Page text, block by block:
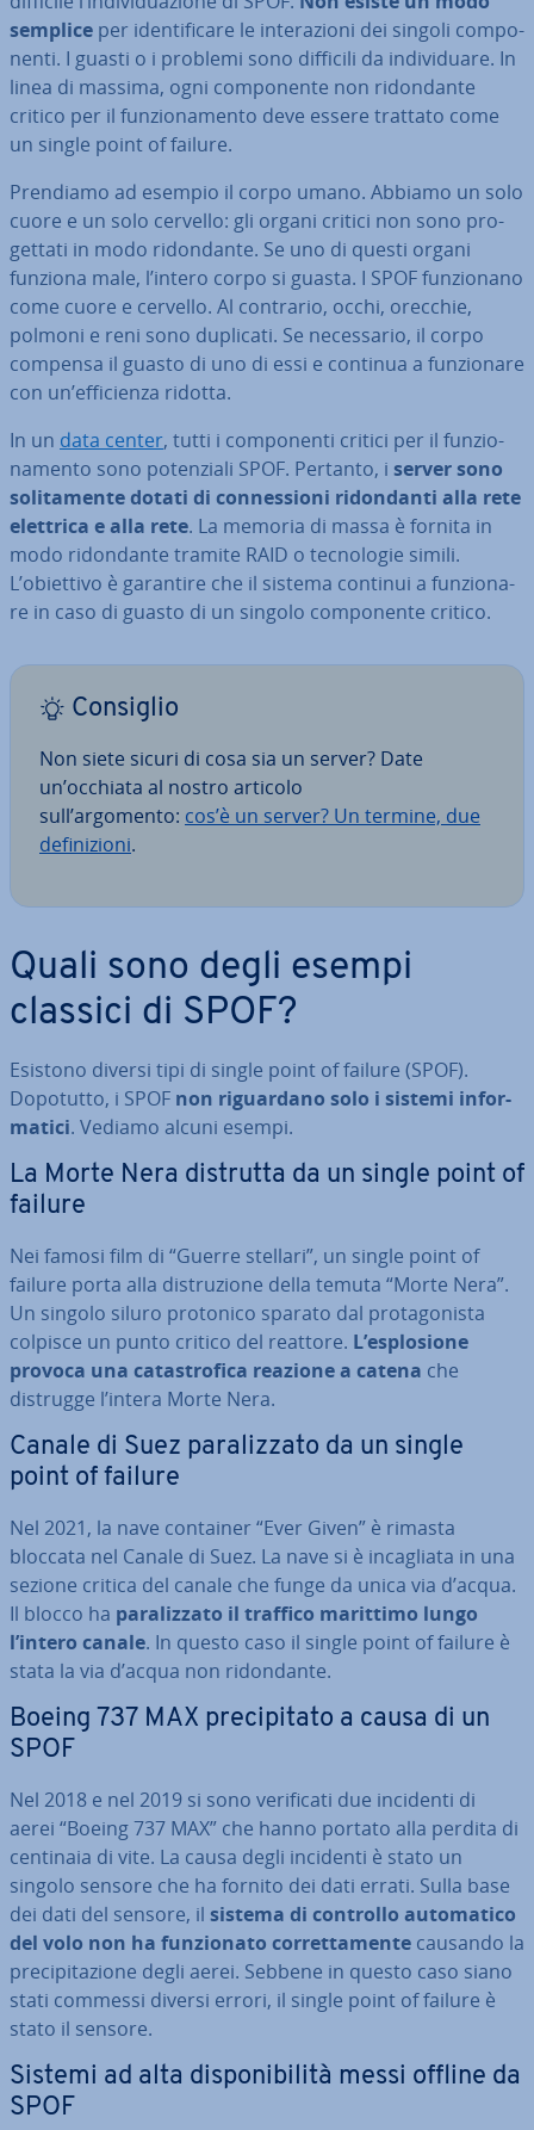
semplice per iden­ti­fi­ca­re le in­te­ra­zio­ni dei singoli com­po­
nen­ti. I guasti o i problemi sono difficili da in­di­vi­dua­re. In
linea di massima, ogni com­po­nen­te non ri­don­dan­te
critico per il fun­zio­na­men­to deve essere trattato come
un single point of failure.
Prendiamo ad esempio il corpo umano. Abbiamo un solo
cuore e un solo cervello: gli organi critici non sono pro­
get­ta­ti in modo ri­don­dan­te. Se uno di questi organi
funziona male, l’intero corpo si guasta. I SPOF fun­zio­na­no
come cuore e cervello. Al contrario, occhi, orecchie,
polmoni e reni sono duplicati. Se ne­ces­sa­rio, il corpo
compensa il guasto di uno di essi e continua a fun­zio­na­re
con un’ef­fi­cien­za ridotta.
In un data center, tutti i com­po­nen­ti critici per il fun­zio­
na­men­to sono po­ten­zia­li SPOF. Pertanto, i server sono
so­li­ta­men­te dotati di con­nes­sio­ni ri­don­dan­ti alla rete
elettrica e alla rete. La memoria di massa è fornita in
modo ri­don­dan­te tramite RAID o tec­no­lo­gie simili.
L’obiettivo è garantire che il sistema continui a fun­zio­na­
re in caso di guasto di un singolo com­po­nen­te critico.
Consiglio
Non siete sicuri di cosa sia un server? Date
un’occhiata al nostro articolo
sull’argomento: cos’è un server? Un termine, due
de­fi­ni­zio­ni.
Quali sono degli esempi
classici di SPOF?
Esistono diversi tipi di single point of failure (SPOF).
Dopotutto, i SPOF non ri­guar­da­no solo i sistemi in­for­
ma­ti­ci. Vediamo alcuni esempi.
La Morte Nera distrutta da un single point of
failure
Nei famosi film di “Guerre stellari”, un single point of
failure porta alla di­stru­zio­ne della temuta “Morte Nera”.
Un singolo siluro protonico sparato dal pro­ta­go­ni­sta
colpisce un punto critico del reattore. L’esplo­sio­ne
provoca una ca­ta­stro­fi­ca reazione a catena che
distrugge l’intera Morte Nera.
Canale di Suez pa­ra­liz­za­to da un single
point of failure
Nel 2021, la nave container “Ever Given” è rimasta
bloccata nel Canale di Suez. La nave si è in­ca­glia­ta in una
sezione critica del canale che funge da unica via d’acqua.
Il blocco ha pa­ra­liz­za­to il traffico marittimo lungo
l’intero canale. In questo caso il single point of failure è
stata la via d’acqua non ri­don­dan­te.
Boeing 737 MAX pre­ci­pi­ta­to a causa di un
SPOF
Nel 2018 e nel 2019 si sono ve­ri­fi­ca­ti due incidenti di
aerei “Boeing 737 MAX” che hanno portato alla perdita di
centinaia di vite. La causa degli incidenti è stato un
singolo sensore che ha fornito dei dati errati. Sulla base
dei dati del sensore, il sistema di controllo au­to­ma­ti­co
del volo non ha fun­zio­na­to cor­ret­ta­men­te causando la
pre­ci­pi­ta­zio­ne degli aerei. Sebbene in questo caso siano
stati commessi diversi errori, il single point of failure è
stato il sensore.
Sistemi ad alta di­spo­ni­bi­li­tà messi offline da
SPOF